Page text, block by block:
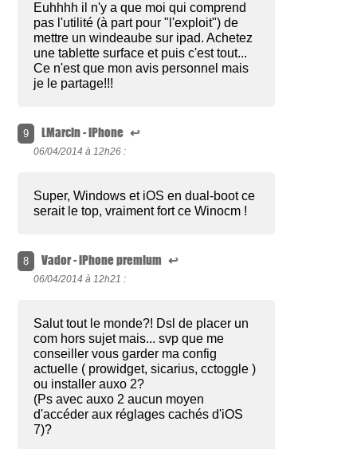
Euhhhh il n'y a que moi qui comprend
pas l'utilité (à part pour "l'exploit") de
mettre un windeaube sur ipad. Achetez
une tablette surface et puis c'est tout...
Ce n'est que mon avis personnel mais
je le partage!!!
9 LMarcin - iPhone ↩
06/04/2014 à 12h26 :
Super, Windows et iOS en dual-boot ce
serait le top, vraiment fort ce Winocm !
8 Vador - iPhone premium ↩
06/04/2014 à 12h21 :
Salut tout le monde?! Dsl de placer un
com hors sujet mais... svp que me
conseiller vous garder ma config
actuelle ( prowidget, sicarius, cctoggle )
ou installer auxo 2?
(Ps avec auxo 2 aucun moyen
d'accéder aux réglages cachés d'iOS
7)?